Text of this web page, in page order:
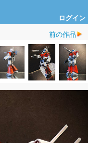
ログイン
前の作品